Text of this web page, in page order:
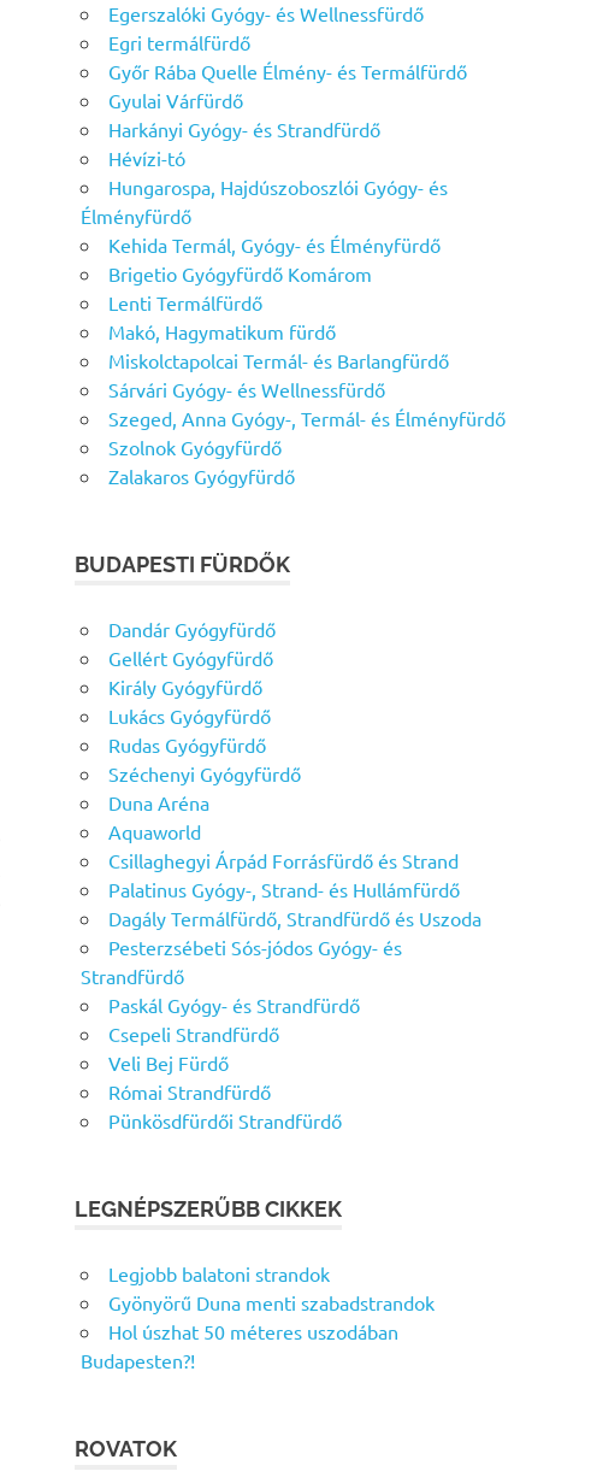
Egerszalóki Gyógy- és Wellnessfürdő
Egri termálfürdő
Győr Rába Quelle Élmény- és Termálfürdő
Gyulai Várfürdő
Harkányi Gyógy- és Strandfürdő
Hévízi-tó
Hungarospa, Hajdúszoboszlói Gyógy- és
Élményfürdő
Kehida Termál, Gyógy- és Élményfürdő
Brigetio Gyógyfürdő Komárom
Lenti Termálfürdő
Makó, Hagymatikum fürdő
Miskolctapolcai Termál- és Barlangfürdő
Sárvári Gyógy- és Wellnessfürdő
Szeged, Anna Gyógy-, Termál- és Élményfürdő
Szolnok Gyógyfürdő
Zalakaros Gyógyfürdő
BUDAPESTI FÜRDŐK
Dandár Gyógyfürdő
Gellért Gyógyfürdő
Király Gyógyfürdő
Lukács Gyógyfürdő
Rudas Gyógyfürdő
Széchenyi Gyógyfürdő
Duna Aréna
Aquaworld
Csillaghegyi Árpád Forrásfürdő és Strand
Palatinus Gyógy-, Strand- és Hullámfürdő
Dagály Termálfürdő, Strandfürdő és Uszoda
Pesterzsébeti Sós-jódos Gyógy- és
Strandfürdő
Paskál Gyógy- és Strandfürdő
Csepeli Strandfürdő
Veli Bej Fürdő
Római Strandfürdő
Pünkösdfürdői Strandfürdő
LEGNÉPSZERŰBB CIKKEK
Legjobb balatoni strandok
Gyönyörű Duna menti szabadstrandok
Hol úszhat 50 méteres uszodában
Budapesten?!
ROVATOK